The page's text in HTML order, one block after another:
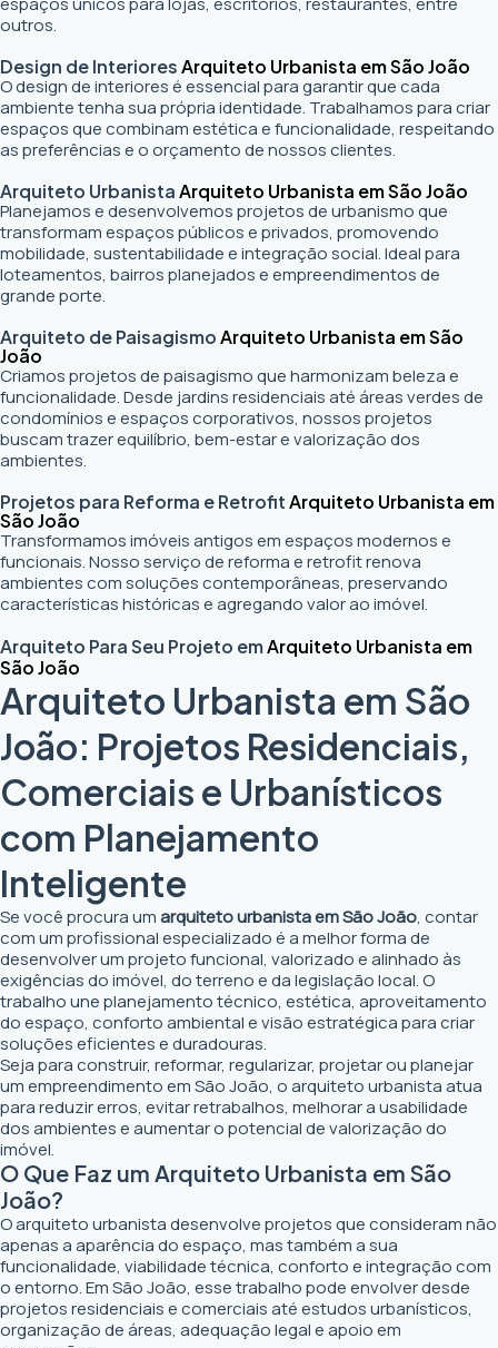
outros.
Design de InterioresArquiteto Urbanista em São João
O design de interiores é essencial para garantir que cada
ambiente tenha sua própria identidade. Trabalhamos para criar
espaços que combinam estética e funcionalidade, respeitando
as preferências e o orçamento de nossos clientes.
Arquiteto UrbanistaArquiteto Urbanista em São João
Planejamos e desenvolvemos projetos de urbanismo que
transformam espaços públicos e privados, promovendo
mobilidade, sustentabilidade e integração social. Ideal para
loteamentos, bairros planejados e empreendimentos de
grande porte.
Arquiteto de PaisagismoArquiteto Urbanista em São
João
Criamos projetos de paisagismo que harmonizam beleza e
funcionalidade. Desde jardins residenciais até áreas verdes de
condomínios e espaços corporativos, nossos projetos
buscam trazer equilíbrio, bem-estar e valorização dos
ambientes.
Projetos para Reforma e RetrofitArquiteto Urbanista em
São João
Transformamos imóveis antigos em espaços modernos e
funcionais. Nosso serviço de reforma e retrofit renova
ambientes com soluções contemporâneas, preservando
características históricas e agregando valor ao imóvel.
Arquiteto Para Seu Projeto emArquiteto Urbanista em
São João
Arquiteto Urbanista em São
João: Projetos Residenciais,
Comerciais e Urbanísticos
com Planejamento
Inteligente
Se você procura umarquiteto urbanista em São João, contar
com um profissional especializado é a melhor forma de
desenvolver um projeto funcional, valorizado e alinhado às
exigências do imóvel, do terreno e da legislação local. O
trabalho une planejamento técnico, estética, aproveitamento
do espaço, conforto ambiental e visão estratégica para criar
soluções eficientes e duradouras.
Seja para construir, reformar, regularizar, projetar ou planejar
um empreendimento em São João, o arquiteto urbanista atua
para reduzir erros, evitar retrabalhos, melhorar a usabilidade
dos ambientes e aumentar o potencial de valorização do
imóvel.
O Que Faz um Arquiteto Urbanista em São
João?
O arquiteto urbanista desenvolve projetos que consideram não
apenas a aparência do espaço, mas também a sua
funcionalidade, viabilidade técnica, conforto e integração com
o entorno. Em São João, esse trabalho pode envolver desde
projetos residenciais e comerciais até estudos urbanísticos,
organização de áreas, adequação legal e apoio em